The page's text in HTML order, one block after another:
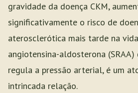
gravidade da doença CKM,
significativamente o risco de
aterosclerótica mais tarde na
angiotensina-aldosterona (SRAA)
regula a pressão arterial, é um
intrincada relação.